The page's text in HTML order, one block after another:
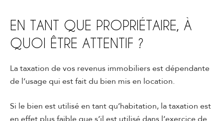
EN TANT QUE PROPRIÉTAIRE, À
QUOI ÊTRE ATTENTIF ?
La taxation de vos revenus immobiliers est dépendante
de l’usage qui est fait du bien mis en location.
Si le bien est utilisé en tant qu’habitation, la taxation est
en effet plus faible que s’il est utilisé dans l’exercice de